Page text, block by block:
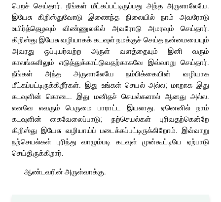
பெறச் செய்தார். நீங்கள் மீட்கப்பட்டிருப்பது அந்த அருளாலேயே.
இயேசு கிறிஸ்துவோடு இணைந்த நிலையில் நாம் அவரோடு
உயிர்த்தெழவும் விண்ணுலகில் அவரோடு அமரவும் செய்தார்.
கிறிஸ்து இயேசு வழியாகக் கடவுள் நமக்குச் செய்த நன்மையையும்
அவரது ஒப்புயர்வற்ற அருள் வளத்தையும் இனி வரும்
காலங்களிலும் எடுத்துக்காட்டுவதற்காகவே இவ்வாறு செய்தார்.
நீங்கள் அந்த அருளாலேயே நம்பிக்கையின் வழியாக
மீட்கப்பட்டிருக்கிறீர்கள். இது உங்கள் செயல் அல்ல; மாறாக இது
கடவுளின் கொடை. இது மனிதச் செயல்களால் ஆனது அல்ல.
எனவே எவரும் பெருமை பாராட்ட இயலாது. ஏனெனில் நாம்
கடவுளின் கைவேலைப்பாடு; நற்செயல்கள் புரிவதற்கென்றே
கிறிஸ்து இயேசு வழியாய்ப் படைக்கப்பட்டிருக்கிறோம். இவ்வாறு
நற்செயல்கள் புரிந்து வாழும்படி கடவுள் முன்கூட்டியே ஏற்பாடு
செய்திருக்கிறார்.
ஆண்டவரின் அருள்வாக்கு.